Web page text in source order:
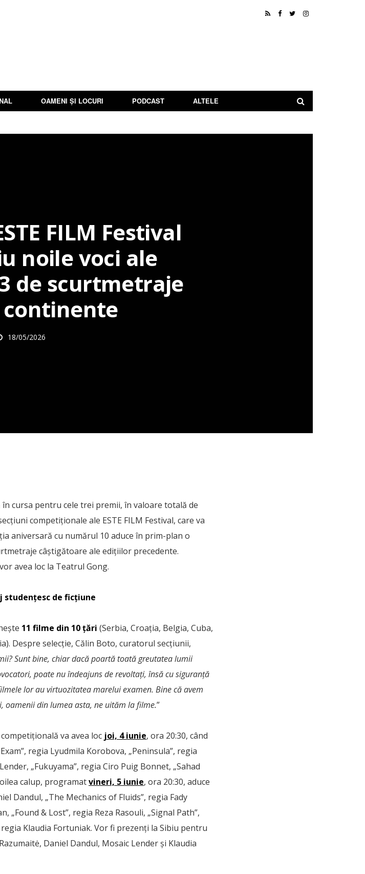
OAMENI ȘI LOCURI PODCAST ALTELE
FILM Festival
noile voci ale
de scurtmetraje
continente
18/05/2026
cursa pentru cele trei premii, în valoare totală de
competiționale ale ESTE FILM Festival, care va
aniversară cu numărul 10 aduce în prim-plan o
câștigătoare ale edițiilor precedente.
avea loc la Teatrul Gong.
de ficțiune
11 filme din 10 țări (Serbia, Croația, Belgia, Cuba,
Despre selecție, Călin Boto, curatorul secțiunii,
Sunt bine, chiar dacă poartă toată greutatea lumii
poate nu îndeajuns de revoltați, însă cu siguranță
lor au virtuozitatea marelui examen. Bine că avem
oamenii din lumea asta, ne uităm la filme.”
va avea loc joi, 4 iunie, ora 20:30, când
regia Lyudmila Korobova, „Peninsula”, regia
„Fukuyama”, regia Ciro Puig Bonnet, „Sahad
calup, programatvineri, 5 iunie, ora 20:30, aduce
Dandul, „The Mechanics of Fluids”, regia Fady
„Found & Lost”, regia Reza Rasouli, „Signal Path”,
Klaudia Fortuniak. Vor fi prezenți la Sibiu pentru
Daniel Dandul, Mosaic Lender și Klaudia